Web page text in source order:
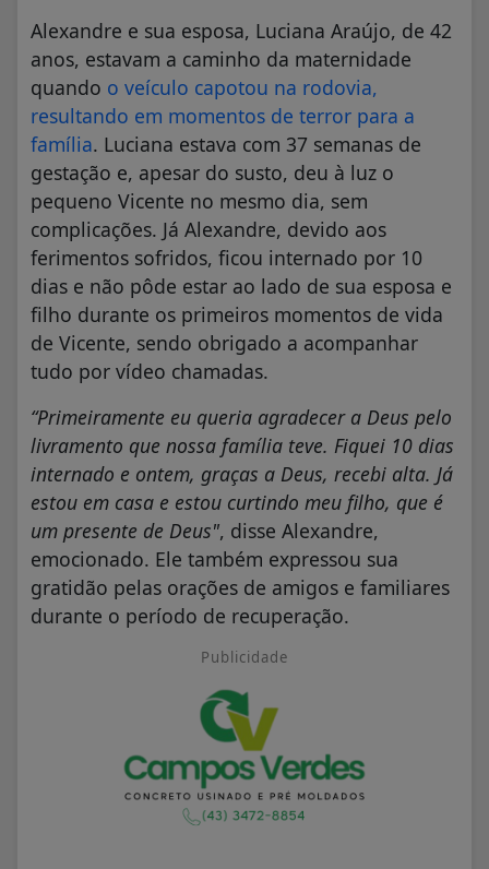
Alexandre e sua esposa, Luciana Araújo, de 42
anos, estavam a caminho da maternidade
quando o veículo capotou na rodovia,
resultando em momentos de terror para a
família. Luciana estava com 37 semanas de
gestação e, apesar do susto, deu à luz o
pequeno Vicente no mesmo dia, sem
complicações. Já Alexandre, devido aos
ferimentos sofridos, ficou internado por 10
dias e não pôde estar ao lado de sua esposa e
filho durante os primeiros momentos de vida
de Vicente, sendo obrigado a acompanhar
tudo por vídeo chamadas.
“Primeiramente eu queria agradecer a Deus pelo
livramento que nossa família teve. Fiquei 10 dias
internado e ontem, graças a Deus, recebi alta. Já
estou em casa e estou curtindo meu filho, que é
um presente de Deus", disse Alexandre,
emocionado. Ele também expressou sua
gratidão pelas orações de amigos e familiares
durante o período de recuperação.
Publicidade